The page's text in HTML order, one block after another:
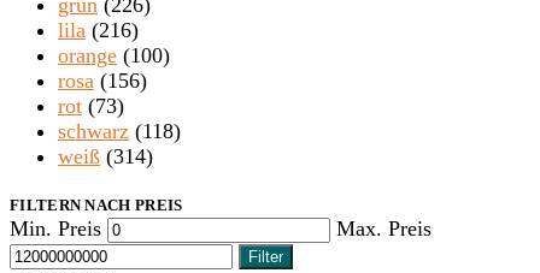
grün (226)
lila (216)
orange (100)
rosa (156)
rot (73)
schwarz (118)
weiß (314)
FILTERN NACH PREIS
Min. Preis Max. Preis
Filter